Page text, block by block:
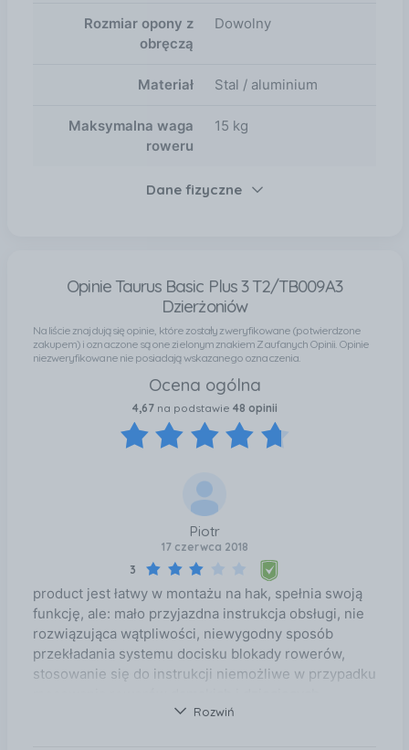
Rozmiar opony z
obręczą
Dowolny
Materiał Stal / aluminium
Maksymalna waga
roweru
15 kg
Dane fizyczne
Opinie Taurus Basic Plus 3 T2/TB009A3
Dzierżoniów
Na liście znajdują się opinie, które zostały zweryfikowane (potwierdzone
zakupem) i oznaczone są one zielonym znakiem Zaufanych Opinii. Opinie
niezweryfikowane nie posiadają wskazanego oznaczenia.
Ocena ogólna
4,67 na podstawie 48 opinii
Piotr
17 czerwca 2018
3
product jest łatwy w montażu na hak, spełnia swoją
funkcję, ale: mało przyjazdna instrukcja obsługi, nie
rozwiązująca wątpliwości, niewygodny sposób
przekładania systemu docisku blokady rowerów,
stosowanie się do instrukcji niemożliwe w przypadku
opuszczając platformę z rowerami ( co ma być zaletą
Rozwiń